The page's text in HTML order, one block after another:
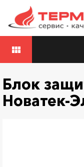
view_module
Блок
Новатек-